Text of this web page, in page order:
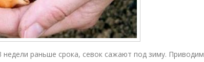
недели раньше срока, севок сажают под зиму. Приводим